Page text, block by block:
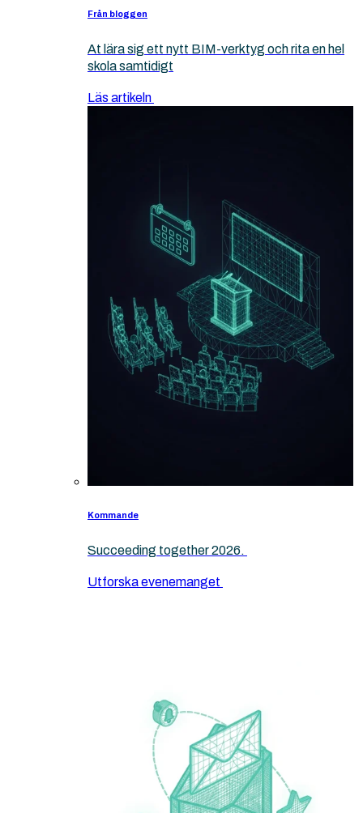
Från bloggen
At lära sig ett nytt BIM-verktyg och rita en hel
skola samtidigt
Läs artikeln
Kommande
Succeeding together 2026.
Utforska evenemanget